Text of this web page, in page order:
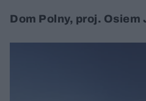
Dom Polny, proj. Osiem